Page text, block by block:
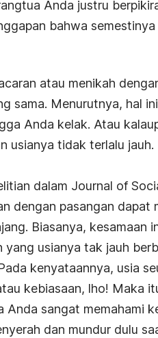
Anda justru
bahwa
atau menikah
sama. Menurutnya, hal
Anda kelak. Atau
usianya tidak terlalu
dalam Journal of
dengan pasangan dapat
Biasanya, kesamaan
yang usianya tak jauh
kenyataannya, usia
kebiasaan, lho! Maka
Anda sangat memahami
dan mundur dulu